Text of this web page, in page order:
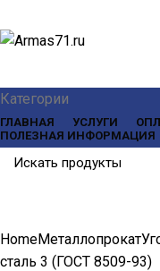
Категории
ГЛАВНАЯ УСЛУГИ
ПОЛЕЗНАЯ ИНФОРМАЦИЯ
HomeМеталлопрокат
сталь 3 (ГОСТ 8509-93)